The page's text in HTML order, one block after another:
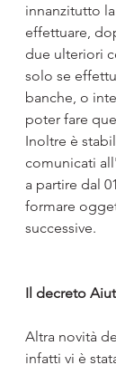
innanzitutto
effettuare,
due ulteriori
solo se
banche, o
poter fare
Inoltre è
comunicati
a partire dal
formare
successive.
Il decreto
Altra novità
infatti vi è